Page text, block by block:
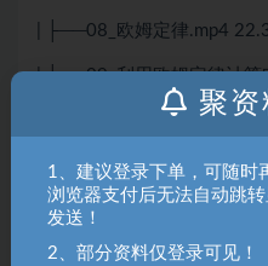
| ├──08_欧姆定律.mp4
| ├──09_利用欧姆定律计算
| ├──10_安全电压.mp4
| ├──11_元器件和pcb.mp4
| ├──12_电阻器.mp4
| ├──13_电容器.mp4
聚
1、建议登录下单，可随时
浏览器支付后无法自动跳
发送！
2、部分资料仅登录可见！